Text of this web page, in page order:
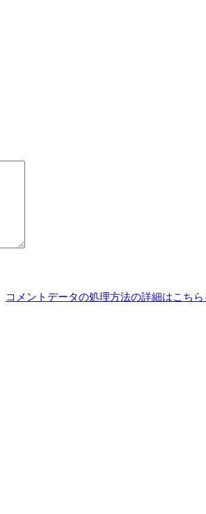
コメントデータの処理方法の詳細はこち